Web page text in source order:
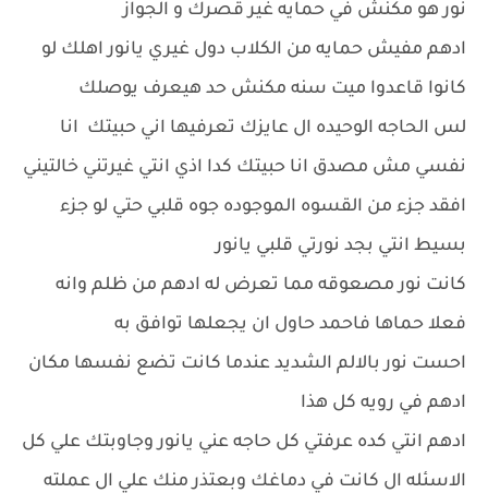
نور هو مكنش في حمايه غير قصرك و الجواز
ادهم مفيش حمايه من الكلاب دول غيري يانور اهلك لو
كانوا قاعدوا ميت سنه مكنش حد هيعرف يوصلك
لس الحاجه الوحيده ال عايزك تعرفيها اني حبيتك انا
نفسي مش مصدق انا حبيتك كدا اذي انتي غيرتني خالتيني
افقد جزء من القسوه الموجوده جوه قلبي حتي لو جزء
بسيط انتي بجد نورتي قلبي يانور
كانت نور مصعوقه مما تعرض له ادهم من ظلم وانه
فعلا حماها فاحمد حاول ان يجعلها توافق به
احست نور بالالم الشديد عندما كانت تضع نفسها مكان
ادهم في رويه كل هذا
ادهم انتي كده عرفتي كل حاجه عني يانور وجاوبتك علي كل
الاسئله ال كانت في دماغك وبعتذر منك علي ال عملته